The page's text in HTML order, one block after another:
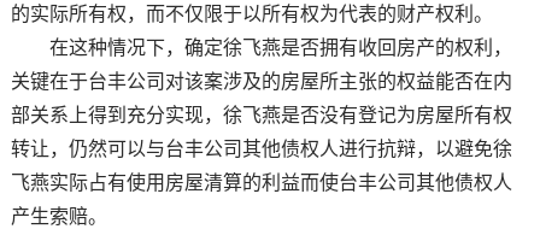
的实际所有权，而不仅限于以所有权为代表的财产权利。
在这种情况下，确定徐飞燕是否拥有收回房产的权利，
关键在于台丰公司对该案涉及的房屋所主张的权益能否在内
部关系上得到充分实现，徐飞燕是否没有登记为房屋所有权
转让，仍然可以与台丰公司其他债权人进行抗辩，以避免徐
飞燕实际占有使用房屋清算的利益而使台丰公司其他债权人
产生索赔。